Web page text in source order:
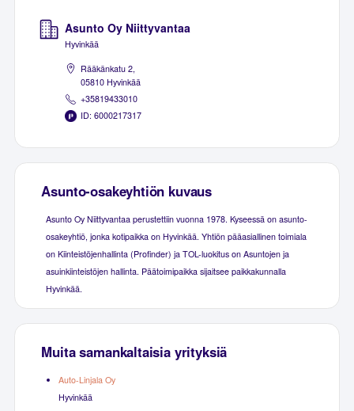
Asunto Oy Niittyvantaa
Hyvinkää
Rääkänkatu 2,
05810 Hyvinkää
+35819433010
ID: 6000217317
Asunto-osakeyhtiön kuvaus
Asunto Oy Niittyvantaa perustettiin vuonna 1978. Kyseessä on asunto-
osakeyhtiö, jonka kotipaikka on Hyvinkää. Yhtiön pääasiallinen toimiala
on Kiinteistöjenhallinta (Profinder) ja TOL-luokitus on Asuntojen ja
asuinkiinteistöjen hallinta. Päätoimipaikka sijaitsee paikkakunnalla
Hyvinkää.
Muita samankaltaisia yrityksiä
Auto-Linjala Oy
Hyvinkää